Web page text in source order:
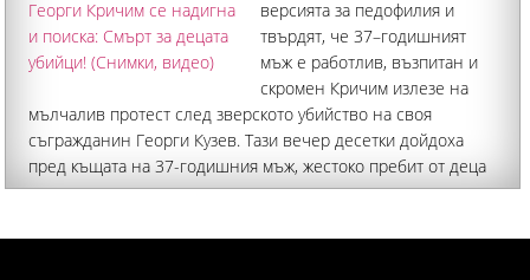
версията за педофилия и
твърдят, че 37–годишният
мъж е работлив, възпитан и
скромен Кричим излезе на
мълчалив протест след зверското убийство на своя
съгражданин Георги Кузев. Тази вечер десетки дойдоха
пред къщата на 37-годишния мъж, жестоко пребит от деца
в Пловдив на Младежкия хълм